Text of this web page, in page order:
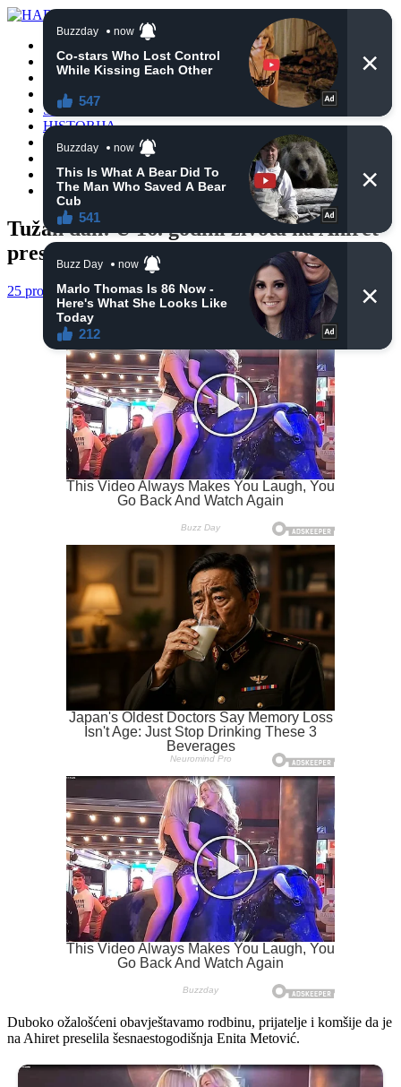
VIJESTI
BIH
TURSKA
SVIJET
HISTORIJA
RELIGIJA
ZANIMLJIVOSTI
CRNA HRONIKA
OBAVIJESTI
Tužan dan! U 16. godini života na Ahiret
preselila Enita Metović
25 prosinca, 2024 haberhana POČETNA 0
Duboko ožalošćeni obavještavamo rodbinu, prijatelje i komšije da je
na Ahiret preselila šesnaestogodišnja Enita Metović.